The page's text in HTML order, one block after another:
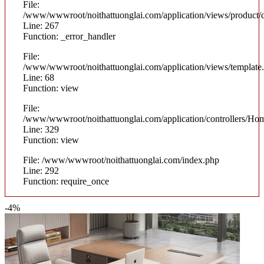
File:
/www/wwwroot/noithattuonglai.com/application/views/product/
Line: 267
Function: _error_handler
File:
/www/wwwroot/noithattuonglai.com/application/views/
Line: 68
Function: view
File:
/www/wwwroot/noithattuonglai.com/application/controllers/
Line: 329
Function: view
File: /www/wwwroot/noithattuonglai.com/index.php
Line: 292
Function: require_once
-4%